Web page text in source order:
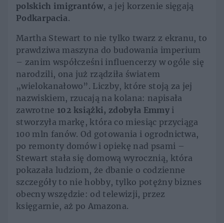
polskich imigrantów, a jej korzenie sięgają
Podkarpacia.
Martha Stewart to nie tylko twarz z ekranu, to
prawdziwa maszyna do budowania imperium
– zanim współcześni influencerzy w ogóle się
narodzili, ona już rządziła światem
„wielokanałowo”. Liczby, które stoją za jej
nazwiskiem, rzucają na kolana: napisała
zawrotne 102 książki, zdobyła Emmy i
stworzyła markę, która co miesiąc przyciąga
100 mln fanów. Od gotowania i ogrodnictwa,
po remonty domów i opiekę nad psami –
Stewart stała się domową wyrocznią, która
pokazała ludziom, że dbanie o codzienne
szczegóły to nie hobby, tylko potężny biznes
obecny wszędzie: od telewizji, przez
księgarnie, aż po Amazona.